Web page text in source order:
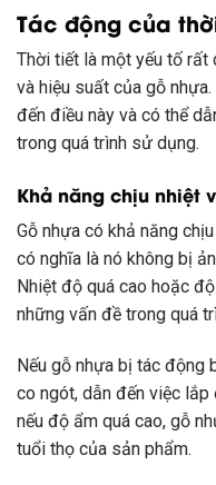
Tác động của
Thời tiết là một yếu tố rất
và hiệu suất của gỗ
đến điều này và có thể
trong quá trình sử dụng.
Khả năng chịu nhiệt
Gỗ nhựa có khả năng
có nghĩa là nó không bị
Nhiệt độ quá cao hoặc
những vấn đề trong quá
Nếu gỗ nhựa bị tác động
co ngót, dẫn đến việc
nếu độ ẩm quá cao, gỗ
tuổi thọ của sản phẩm.